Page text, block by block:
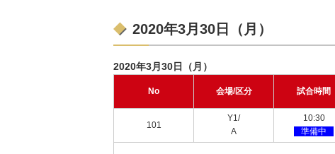
2020年3月30日（月）
2020年3月30日（月）
No 会場/区分 試合時間
101
Y1/
A
10:30
準備中